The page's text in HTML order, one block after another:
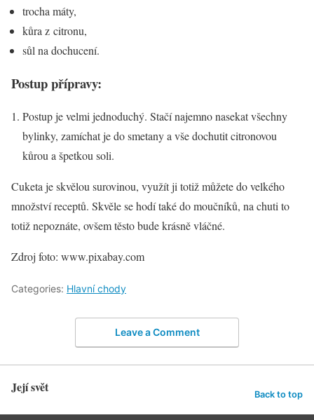
trocha máty,
kůra z citronu,
sůl na dochucení.
Postup přípravy:
Postup je velmi jednoduchý. Stačí najemno nasekat všechny
bylinky, zamíchat je do smetany a vše dochutit citronovou
kůrou a špetkou soli.
Cuketa je skvělou surovinou, využít ji totiž můžete do velkého
množství receptů. Skvěle se hodí také do moučníků, na chuti to
totiž nepoznáte, ovšem těsto bude krásně vláčné.
Zdroj foto: www.pixabay.com
Categories: Hlavní chody
Leave a Comment
Její svět Back to top